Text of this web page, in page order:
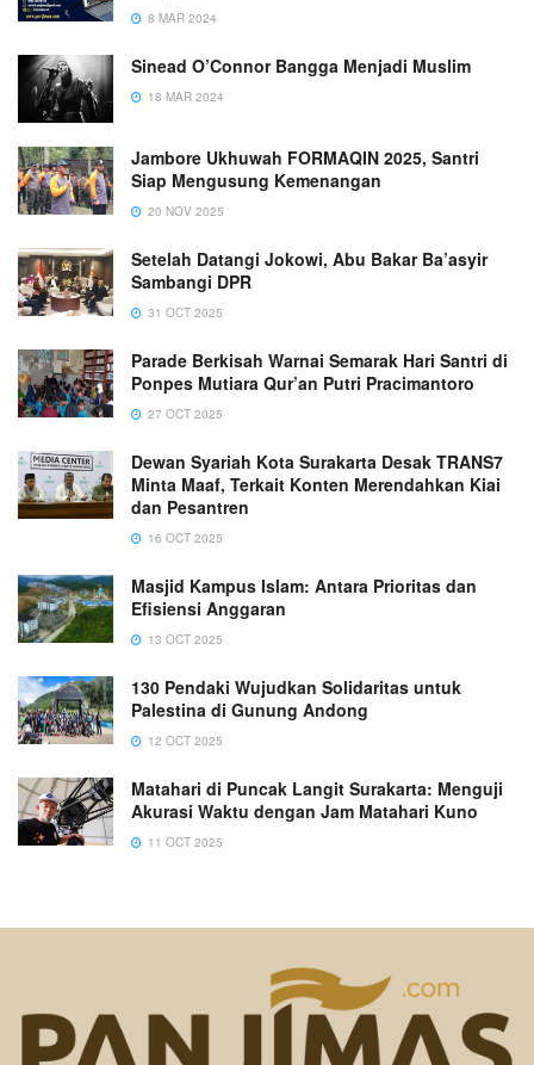
8 MAR 2024
Sinead O’Connor Bangga Menjadi Muslim
18 MAR 2024
Jambore Ukhuwah FORMAQIN 2025, Santri
Siap Mengusung Kemenangan
20 NOV 2025
Setelah Datangi Jokowi, Abu Bakar Ba’asyir
Sambangi DPR
31 OCT 2025
Parade Berkisah Warnai Semarak Hari Santri di
Ponpes Mutiara Qur’an Putri Pracimantoro
27 OCT 2025
Dewan Syariah Kota Surakarta Desak TRANS7
Minta Maaf, Terkait Konten Merendahkan Kiai
dan Pesantren
16 OCT 2025
Masjid Kampus Islam: Antara Prioritas dan
Efisiensi Anggaran
13 OCT 2025
130 Pendaki Wujudkan Solidaritas untuk
Palestina di Gunung Andong
12 OCT 2025
Matahari di Puncak Langit Surakarta: Menguji
Akurasi Waktu dengan Jam Matahari Kuno
11 OCT 2025